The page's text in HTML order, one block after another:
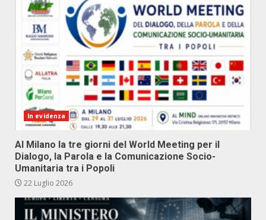
In evidenza
Al Milano la tre giorni del World Meeting per il
Dialogo, la Parola e la Comunicazione Socio-
Umanitaria tra i Popoli
22 Luglio 2026